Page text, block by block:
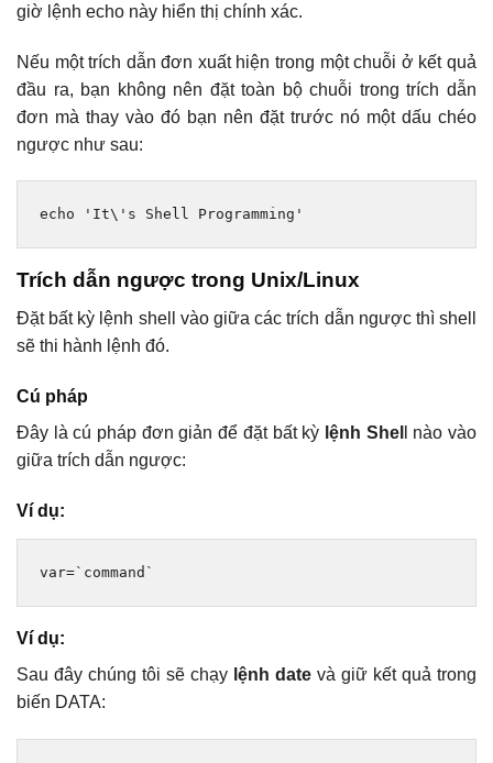
giờ lệnh echo này hiển thị chính xác.
Nếu một trích dẫn đơn xuất hiện trong một chuỗi ở kết quả
đầu ra, bạn không nên đặt toàn bộ chuỗi trong trích dẫn
đơn mà thay vào đó bạn nên đặt trước nó một dấu chéo
ngược như sau:
echo 'It\'s Shell Programming'
Trích dẫn ngược trong Unix/Linux
Đặt bất kỳ lệnh shell vào giữa các trích dẫn ngược thì shell
sẽ thi hành lệnh đó.
Cú pháp
Đây là cú pháp đơn giản để đặt bất kỳ lệnh Shel
l nào vào
giữa trích dẫn ngược:
Ví dụ:
var=`command`
Ví dụ:
Sau đây chúng tôi sẽ chạy lệnh date và giữ kết quả trong
biến DATA: